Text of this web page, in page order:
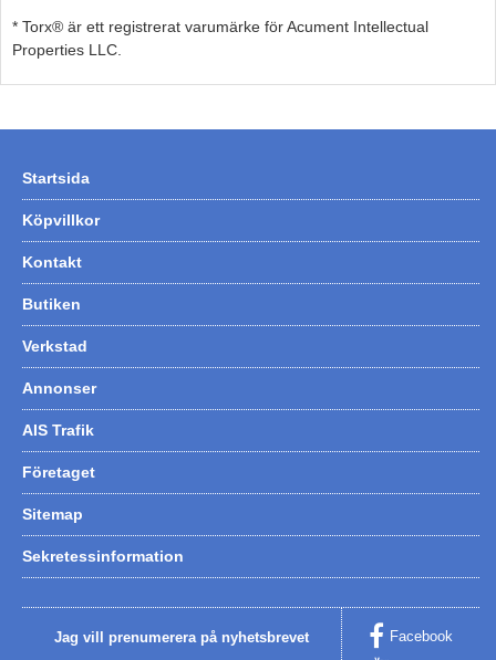
* Torx® är ett registrerat varumärke för Acument Intellectual
Properties LLC.
Startsida
Köpvillkor
Kontakt
Butiken
Verkstad
Annonser
AIS Trafik
Företaget
Sitemap
Sekretessinformation
Jag vill prenumerera på nyhetsbrevet Facebook